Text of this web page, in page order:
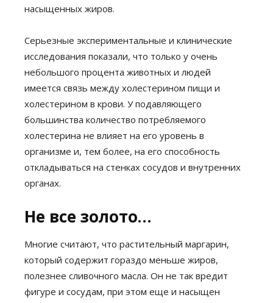
насыщенных жиров.
Серьезные экспериментальные и клинические
исследования показали, что только у очень
небольшого процента животных и людей
имеется связь между холестерином пищи и
холестерином в крови. У подавляющего
большинства количество потребляемого
холестерина не влияет на его уровень в
организме и, тем более, на его способность
откладываться на стенках сосудов и внутренних
органах.
Не все золото…
Многие считают, что растительный маргарин,
который содержит гораздо меньше жиров,
полезнее сливочного масла. Он не так вредит
фигуре и сосудам, при этом еще и насыщен